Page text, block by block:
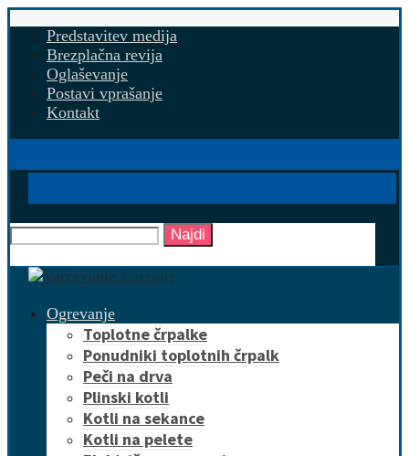
Predstavitev medija
Brezplačna revija
Oglaševanje
Postavi vprašanje
Kontakt
Najdi
Ogrevanje
Toplotne črpalke
Ponudniki toplotnih črpalk
Peči na drva
Plinski kotli
Kotli na sekance
Kotli na pelete